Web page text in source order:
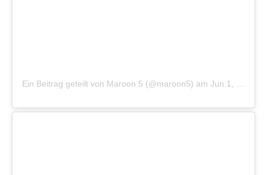
Ein Beitrag geteilt von Maroon 5 (@maroon5) am Jun 1, 2018 um 5:25 PDT